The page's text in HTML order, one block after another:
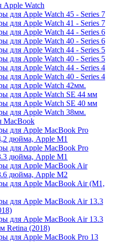
Apple Watch
для Apple Watch 45 - Series 7
для Apple Watch 41 - Series 7
для Apple Watch 44 - Series 6
для Apple Watch 40 - Series 6
для Apple Watch 44 - Series 5
для Apple Watch 40 - Series 5
для Apple Watch 44 - Series 4
для Apple Watch 40 - Series 4
для Apple Watch 42мм.
для Apple Watch SE 44 мм
для Apple Watch SE 40 мм
для Apple Watch 38мм.
MacBook
для Apple MacBook Pro
дюйма, Apple M1
для Apple MacBook Pro
дюйма, Apple M1
для Apple MacBook Air
дюйма, Apple M2
для Apple MacBook Air (M1,
для Apple MacBook Air 13.3
для Apple MacBook Air 13.3
Retina (2018)
для Apple MacBook Pro 13